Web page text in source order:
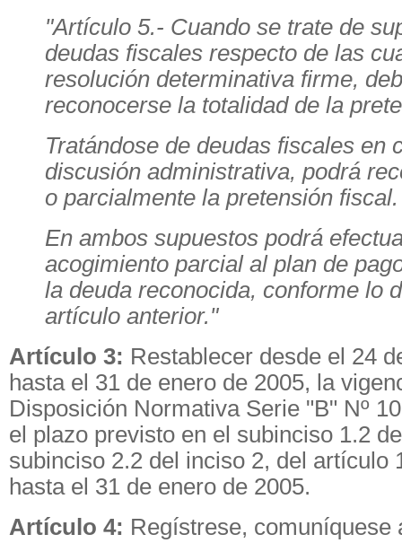
"Artículo 5.- Cuando se trate de
deudas fiscales respecto de las
resolución determinativa firme,
reconocerse la totalidad de la
Tratándose de deudas fiscales en
discusión administrativa, podrá
o parcialmente la pretensión fiscal.
En ambos supuestos podrá
acogimiento parcial al plan de
la deuda reconocida, conforme lo
artículo anterior."
Artículo 3: Restablecer desde el 24
hasta el 31 de enero de 2005, la
Disposición Normativa Serie "B" Nº
el plazo previsto en el subinciso 1.2
subinciso 2.2 del inciso 2, del artículo
hasta el 31 de enero de 2005.
Artículo 4: Regístrese, comuníquese